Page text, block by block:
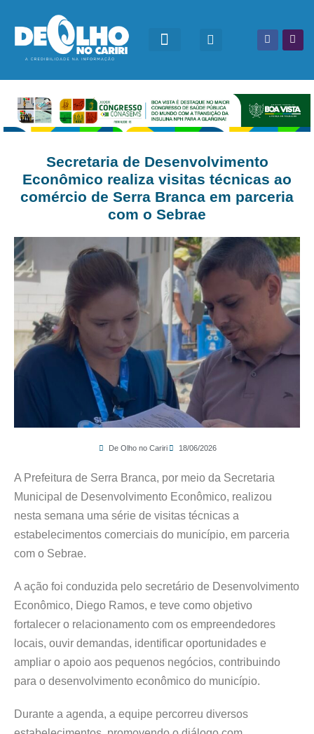
Secretaria de Desenvolvimento
Econômico realiza visitas técnicas ao
comércio de Serra Branca em parceria
com o Sebrae
De Olho no Cariri 18/06/2026
A Prefeitura de Serra Branca, por meio da Secretaria
Municipal de Desenvolvimento Econômico, realizou
nesta semana uma série de visitas técnicas a
estabelecimentos comerciais do município, em parceria
com o Sebrae.
A ação foi conduzida pelo secretário de Desenvolvimento
Econômico, Diego Ramos, e teve como objetivo
fortalecer o relacionamento com os empreendedores
locais, ouvir demandas, identificar oportunidades e
ampliar o apoio aos pequenos negócios, contribuindo
para o desenvolvimento econômico do município.
Durante a agenda, a equipe percorreu diversos